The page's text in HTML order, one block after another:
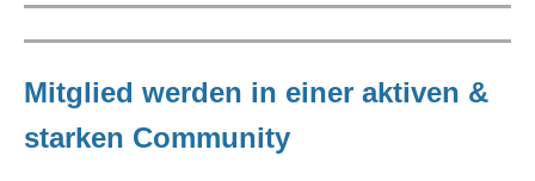
Mitglied werden in einer aktiven &
starken Community